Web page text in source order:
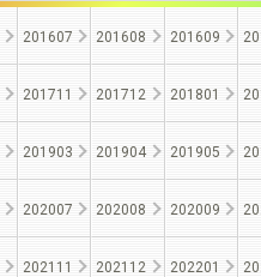
201607 201608 201609
201711 201712 201801
201903 201904 201905
202007 202008 202009
202111 202112 202201